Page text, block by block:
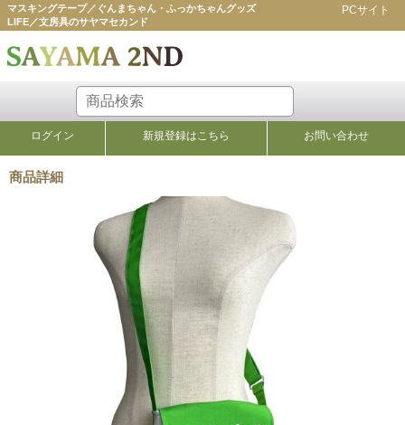
マスキングテープ／ぐんまちゃん・ふっかちゃんグッズ
LIFE／文房具のサヤマセカンド
PCサイト
ログイン 新規登録はこちら お問い合わせ
商品詳細